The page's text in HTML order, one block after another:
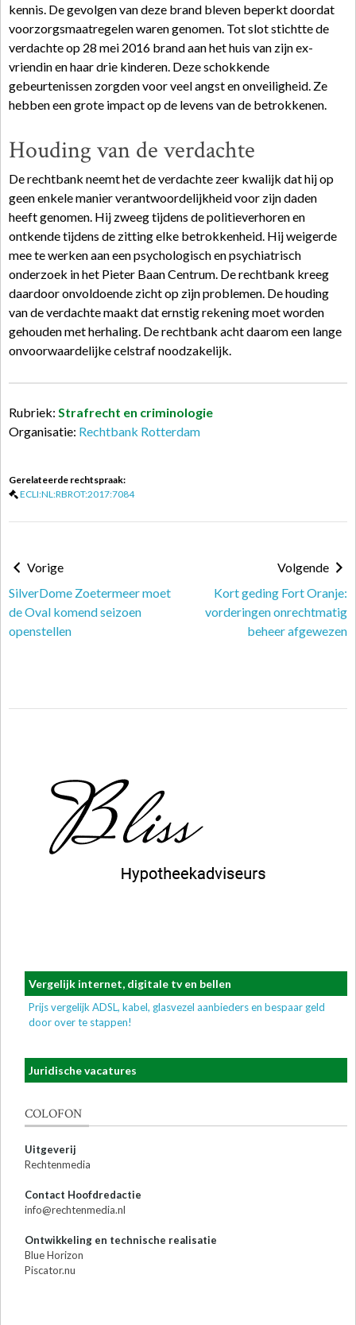
kennis. De gevolgen van deze brand bleven beperkt doordat
voorzorgsmaatregelen waren genomen. Tot slot stichtte de
verdachte op 28 mei 2016 brand aan het huis van zijn ex-
vriendin en haar drie kinderen. Deze schokkende
gebeurtenissen zorgden voor veel angst en onveiligheid. Ze
hebben een grote impact op de levens van de betrokkenen.
Houding van de verdachte
De rechtbank neemt het de verdachte zeer kwalijk dat hij op
geen enkele manier verantwoordelijkheid voor zijn daden
heeft genomen. Hij zweeg tijdens de politieverhoren en
ontkende tijdens de zitting elke betrokkenheid. Hij weigerde
mee te werken aan een psychologisch en psychiatrisch
onderzoek in het Pieter Baan Centrum. De rechtbank kreeg
daardoor onvoldoende zicht op zijn problemen. De houding
van de verdachte maakt dat ernstig rekening moet worden
gehouden met herhaling. De rechtbank acht daarom een lange
onvoorwaardelijke celstraf noodzakelijk.
Rubriek: Strafrecht en criminologie
Organisatie: Rechtbank Rotterdam
Gerelateerde rechtspraak:
ECLI:NL:RBROT:2017:7084
Vorige
SilverDome Zoetermeer moet
de Oval komend seizoen
openstellen
Volgende
Kort geding Fort Oranje:
vorderingen onrechtmatig
beheer afgewezen
Vergelijk internet, digitale tv en bellen
Prijs vergelijk ADSL, kabel, glasvezel aanbieders en bespaar geld
door over te stappen!
Juridische vacatures
COLOFON
Uitgeverij
Rechtenmedia
Contact Hoofdredactie
info@rechtenmedia.nl
Ontwikkeling en technische realisatie
Blue Horizon
Piscator.nu